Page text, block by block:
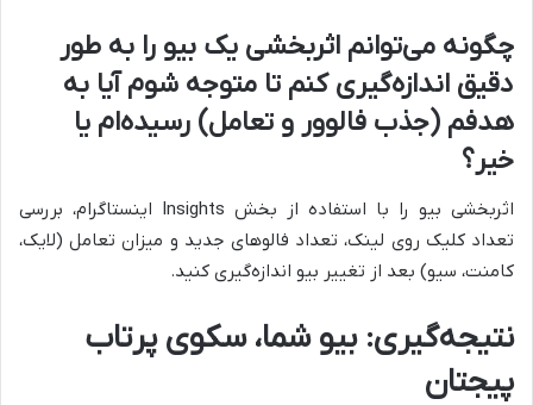
چگونه می‌توانم اثربخشی یک بیو را به طور
دقیق اندازه‌گیری کنم تا متوجه شوم آیا به
هدفم (جذب فالوور و تعامل) رسیده‌ام یا
خیر؟
اثربخشی بیو را با استفاده از بخش Insights اینستاگرام، بررسی
تعداد کلیک روی لینک، تعداد فالوهای جدید و میزان تعامل (لایک،
کامنت، سیو) بعد از تغییر بیو اندازه‌گیری کنید.
نتیجه‌گیری: بیو شما، سکوی پرتاب
پیجتان